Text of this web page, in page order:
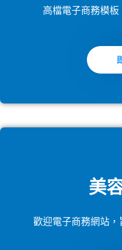
高檔電子商務模
美
歡迎電子商務網站